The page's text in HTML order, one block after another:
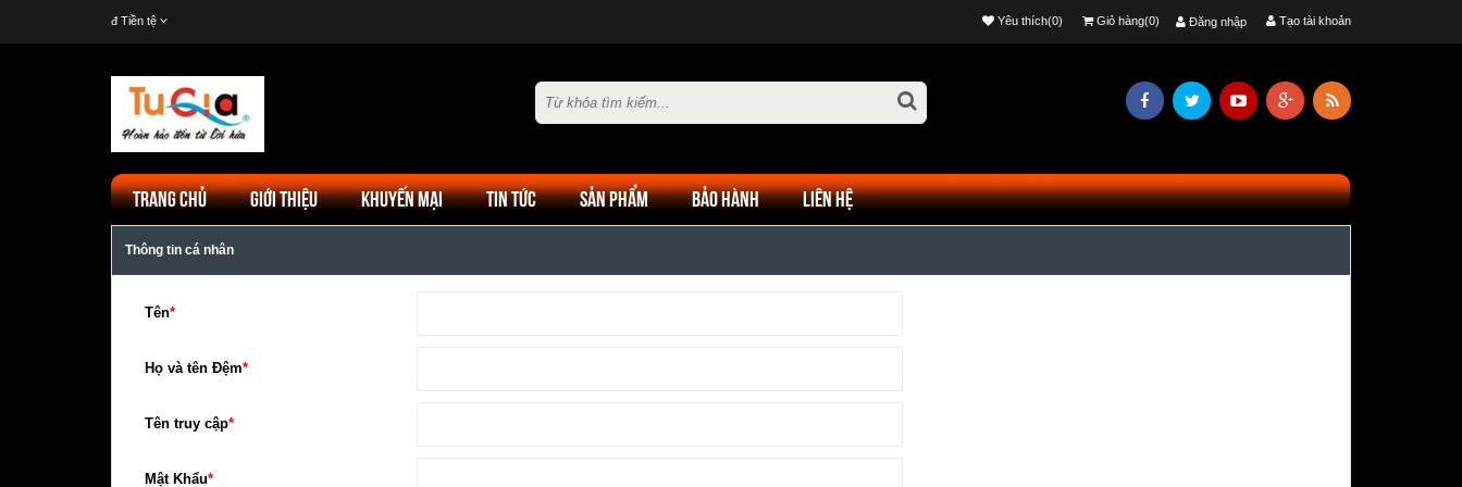
đ Tiền tệ Đăng nhập Tạo tài khoản
Yêu thích(0) Giỏ hàng(0)
TRANG CHỦ GIỚI THIỆU KHUYẾN MẠI TIN TỨC SẢN PHẨM BẢO HÀNH LIÊN HỆ
Thông tin cá nhân
Tên*
Họ và tên Đệm*
Tên truy cập*
Mật Khẩu*